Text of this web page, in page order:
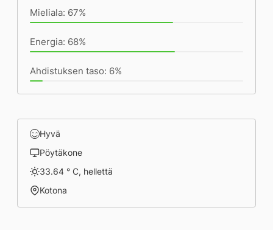
Mieliala: 67%
Energia: 68%
Ahdistuksen taso: 6%
Hyvä
Pöytäkone
33.64 ° C, hellettä
Kotona